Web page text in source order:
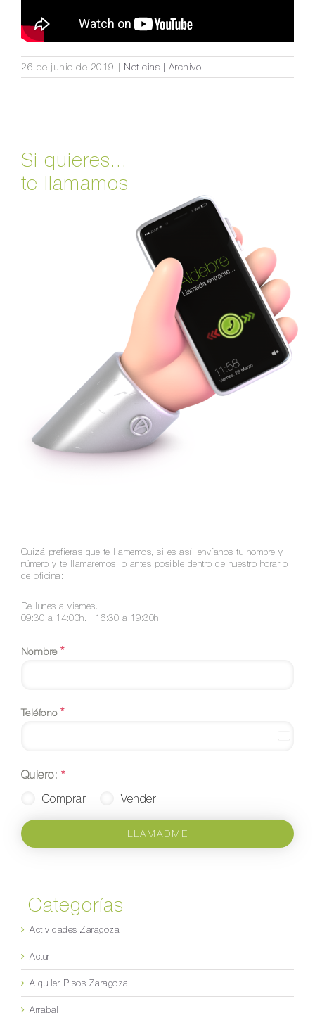
26 de junio de 2019 | Noticias | Archivo
Si quieres...
te llamamos
Quizá prefieras que te llamemos, si es así, envíanos tu nombre y
número y te llamaremos lo antes posible dentro de nuestro horario
de oficina:
De lunes a viernes.
09:30 a 14:00h. | 16:30 a 19:30h.
Nombre*
Teléfono*
Quiero: *
Comprar
Vender
LLAMADME
Categorías
Actividades Zaragoza
Actur
Alquiler Pisos Zaragoza
Arrabal